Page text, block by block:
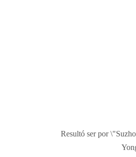
Resultó ser por